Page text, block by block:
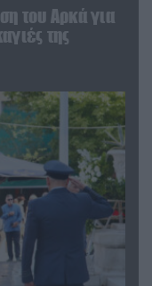
του Αρκά για
της